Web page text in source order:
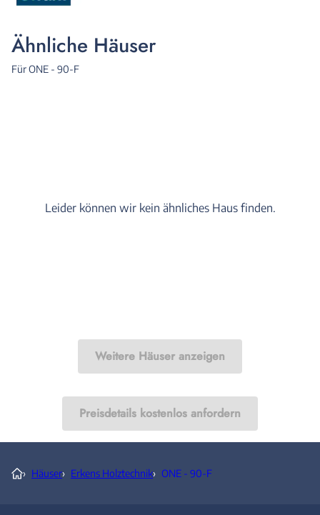
Ähnliche Häuser
Für ONE - 90-F
Leider können wir kein ähnliches Haus finden.
Weitere Häuser anzeigen
Preisdetails kostenlos anfordern
› Häuser› Erkens Holztechnik› ONE - 90-F